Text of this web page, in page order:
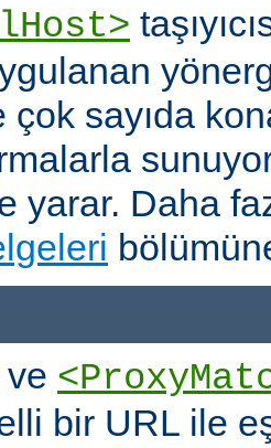
sayıda
yarar. Daha
ve
bir URL ile